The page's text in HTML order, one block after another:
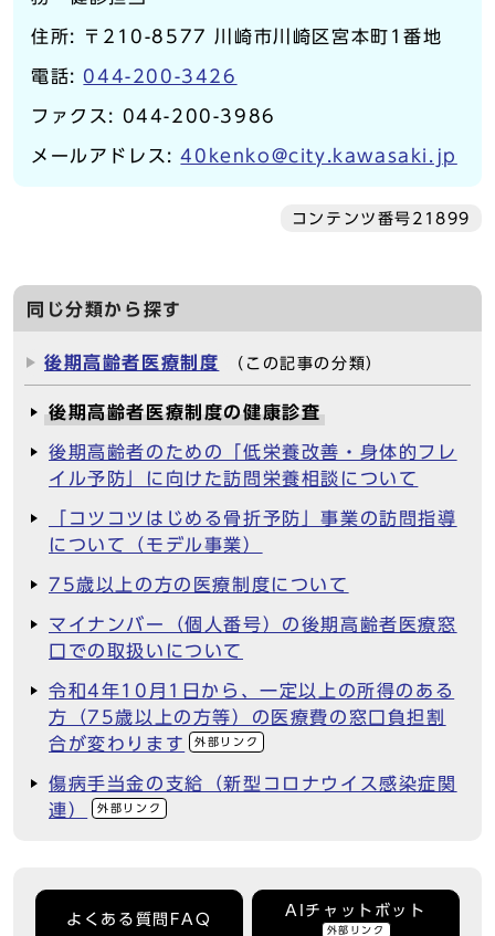
住所: 〒210-8577 川崎市川崎区宮本町1番地
電話: 044-200-3426
ファクス: 044-200-3986
メールアドレス:40kenko@city.kawasaki.jp
コンテンツ番号21899
同じ分類から探す
後期高齢者医療制度 （この記事の分類）
後期高齢者医療制度の健康診査
後期高齢者のための「低栄養改善・身体的フレ
イル予防」に向けた訪問栄養相談について
「コツコツはじめる骨折予防」事業の訪問指導
について（モデル事業）
75歳以上の方の医療制度について
マイナンバー（個人番号）の後期高齢者医療窓
口での取扱いについて
令和4年10月1日から、一定以上の所得のある
方（75歳以上の方等）の医療費の窓口負担割
合が変わります
外部リンク
傷病手当金の支給（新型コロナウイス感染症関
連）
外部リンク
よくある質問FAQ
AIチャットボット
外部リンク